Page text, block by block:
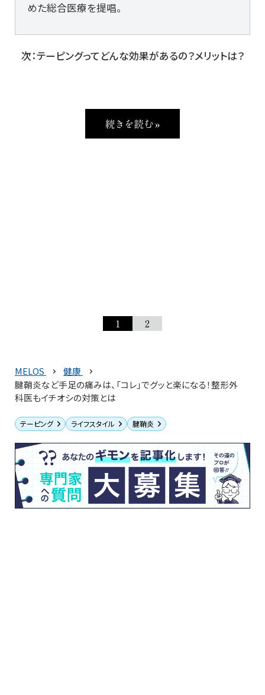
めた総合医療を提唱。
次：テーピングってどんな効果があるの？メリットは？
続きを読む »
1 2
MELOS
健康
腱鞘炎など手足の痛みは、「コレ」でグッと楽になる！整形外
科医もイチオシの対策とは
テーピング ライフスタイル 腱鞘炎